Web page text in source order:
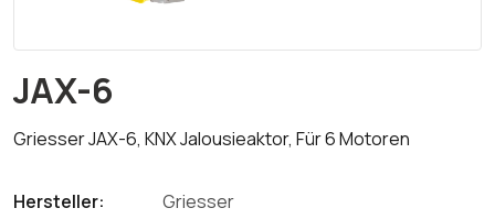
JAX-6
Griesser JAX-6, KNX Jalousieaktor, Für 6 Motoren
Hersteller:
Griesser